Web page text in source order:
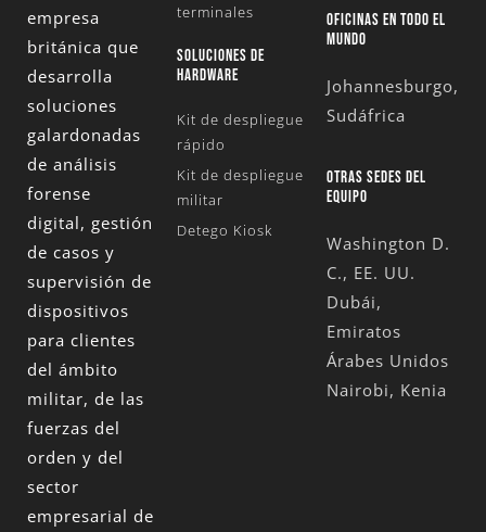
empresa
británica que
desarrolla
soluciones
galardonadas
de análisis
forense
digital, gestión
de casos y
supervisión de
dispositivos
para clientes
del ámbito
militar, de las
fuerzas del
orden y del
sector
empresarial de
terminales
SOLUCIONES DE
HARDWARE
Kit de despliegue
rápido
Kit de despliegue
militar
Detego Kiosk
OFICINAS EN TODO EL
MUNDO
Johannesburgo,
Sudáfrica
OTRAS SEDES DEL
EQUIPO
Washington D.
C., EE. UU.
Dubái,
Emiratos
Árabes Unidos
Nairobi, Kenia